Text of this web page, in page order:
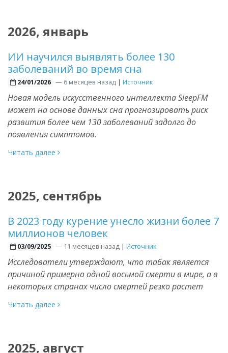
2026, январь
ИИ научился выявлять более 130
заболеваний во время сна
24/01/2026 —6 месяцев назад | Источник
Новая модель искусственного интеллекта SleepFM
может на основе данных сна прогнозировать риск
развития более чем 130 заболеваний задолго до
появления симптомов.
Читать далее
2025, сентябрь
В 2023 году курение унесло жизни более 7
миллионов человек
03/09/2025 —11 месяцев назад | Источник
Исследователи утверждают, что табак является
причиной примерно одной восьмой смерти в мире, а в
некоторых странах число смертей резко растет
Читать далее
2025, август